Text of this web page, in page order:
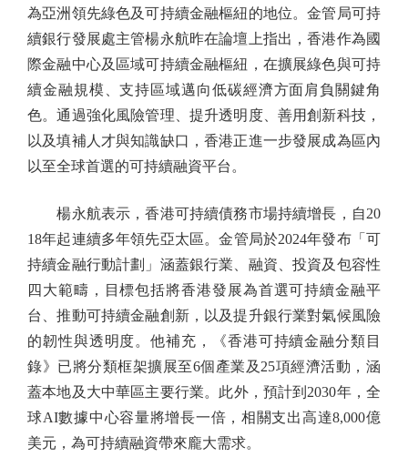
為亞洲領先綠色及可持續金融樞紐的地位。金管局可持
續銀行發展處主管楊永航昨在論壇上指出，香港作為國
際金融中心及區域可持續金融樞紐，在擴展綠色與可持
續金融規模、支持區域邁向低碳經濟方面肩負關鍵角
色。通過強化風險管理、提升透明度、善用創新科技，
以及填補人才與知識缺口，香港正進一步發展成為區內
以至全球首選的可持續融資平台。
楊永航表示，香港可持續債務市場持續增長，自20
18年起連續多年領先亞太區。金管局於2024年發布「可
持續金融行動計劃」涵蓋銀行業、融資、投資及包容性
四大範疇，目標包括將香港發展為首選可持續金融平
台、推動可持續金融創新，以及提升銀行業對氣候風險
的韌性與透明度。他補充，《香港可持續金融分類目
錄》已將分類框架擴展至6個產業及25項經濟活動，涵
蓋本地及大中華區主要行業。此外，預計到2030年，全
球AI數據中心容量將增長一倍，相關支出高達8,000億
美元，為可持續融資帶來龐大需求。